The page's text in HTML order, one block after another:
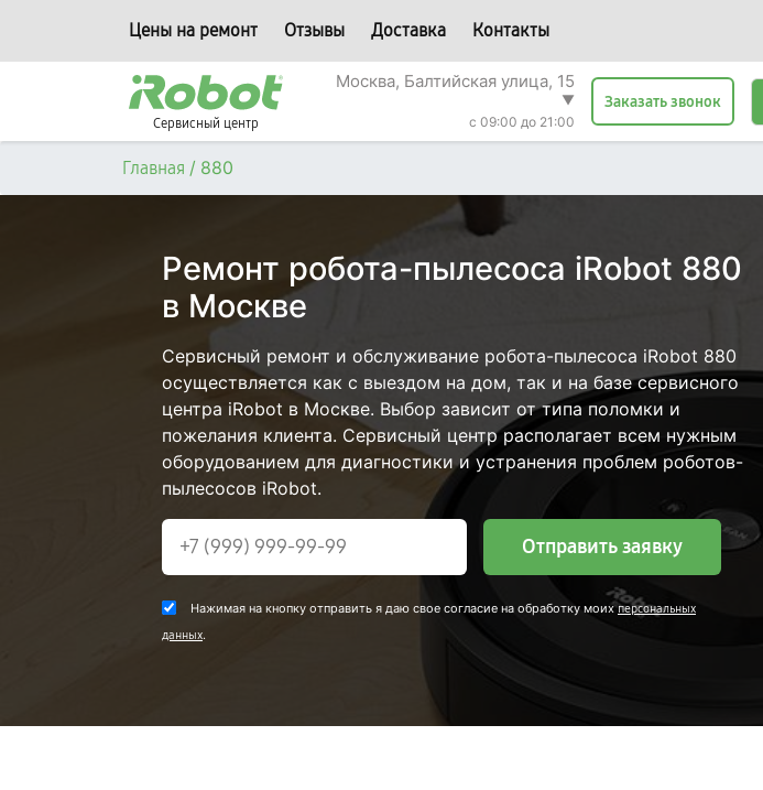
Цены на ремонт Отзывы Доставка Контакты
Сервисный центр
Москва, Балтийская улица, 15
▼
c 09:00 до 21:00
Заказать звонок
Главная / 880
Ремонт робота-пылесоса iRobot 880
в Москве
Сервисный ремонт и обслуживание робота-пылесоса iRobot 880
осуществляется как с выездом на дом, так и на базе сервисного
центра iRobot в Москве. Выбор зависит от типа поломки и
пожелания клиента. Сервисный центр располагает всем нужным
оборудованием для диагностики и устранения проблем роботов-
пылесосов iRobot.
Отправить заявку
Нажимая на кнопку отправить я даю свое согласие на обработку моихперсональных
данных.